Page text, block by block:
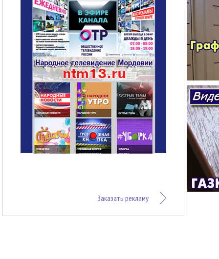
Заказать рекламу